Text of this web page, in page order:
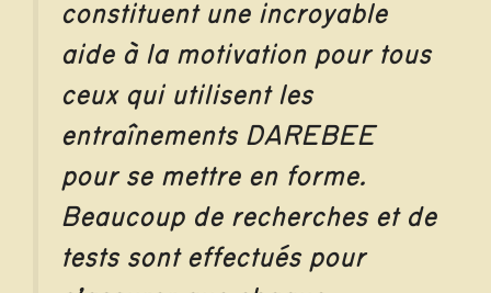
constituent une incroyable
aide à la motivation pour tous
ceux qui utilisent les
entraînements DAREBEE
pour se mettre en forme.
Beaucoup de recherches et de
tests sont effectués pour